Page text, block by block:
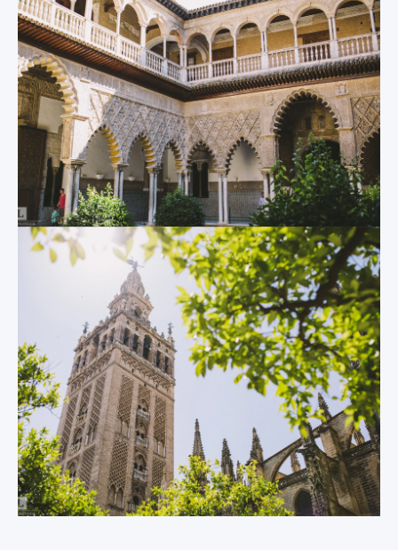
La Giralda
Junto a la Catedral
se encuentra su
campanario, la
Giralda, que la
sobrepasa con
creces. Con más de
cien metros de
altura, la Giralda era
originariamente el
minarete de la
antigua mezquita que
se alzaba en este
mismo lugar. Sin
embargo, tras la
Reconquista cristiana
de Sevilla en el siglo
XII, se reconvirtió en
templo católico y se
convirtió el minarete
en campanario. La
escenario de más de
una película.
Metropol
Parasol
No hay duda: esta
enorme estructura
de madera es uno
de los
emplazamientos
más curiosos de
Sevilla. Es un
ejemplo
paradigmático de
combinación de
antigüedad y
modernidad: arriba,
una red de paneles
que forman una
malla gigante sobre
una céntrica plaza;
abajo, en el